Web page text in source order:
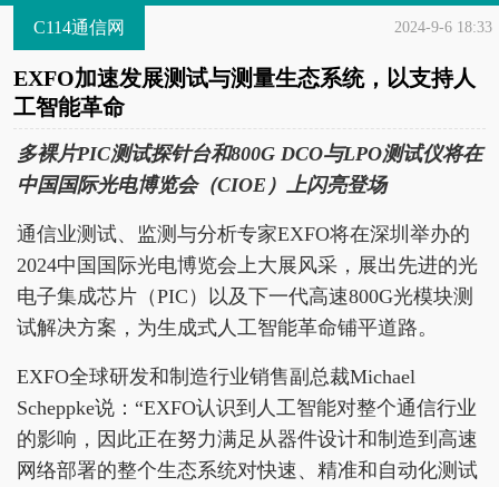
C114通信网 2024-9-6 18:33
EXFO加速发展测试与测量生态系统，以支持人
工智能革命
多裸片PIC测试探针台和800G DCO与LPO测试仪将在
中国国际光电博览会（CIOE）上闪亮登场
通信业测试、监测与分析专家EXFO将在深圳举办的
2024中国国际光电博览会上大展风采，展出先进的光
电子集成芯片（PIC）以及下一代高速800G光模块测
试解决方案，为生成式人工智能革命铺平道路。
EXFO全球研发和制造行业销售副总裁Michael
Scheppke说：“EXFO认识到人工智能对整个通信行业
的影响，因此正在努力满足从器件设计和制造到高速
网络部署的整个生态系统对快速、精准和自动化测试